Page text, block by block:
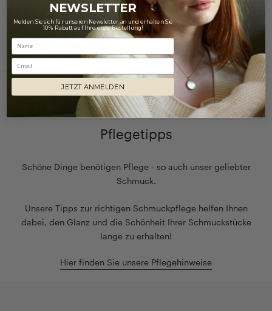
NUR DAS BESTE FÜR IHREN SCHMUCK
Pflegetipps
Schöne Dinge benötigen Pflege - so auch unser geliebter
Schmuck.
Unsere Tipps zur richtigen Schmuckpflege helfen Ihnen
dabei, den Glanz und die Schönheit Ihrer Schmuckstücke
lange zu erhalten!
Hier finden Sie unsere Pflegehinweise
NEWSLETTER
Melden Sie sich für unseren Newsletter an und erhalten Sie
10% Rabatt auf Ihre erste Bestellung!
Email
JETZT ANMELDEN